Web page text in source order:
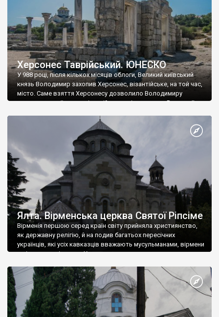
Херсонес Таврійський. ЮНЕСКО
У 988 році, після кількох місяців облоги, Великий київський
князь Володимир захопив Херсонес, візантійське, на той час,
місто. Саме взяття Херсонесу дозволило Володимиру
диктувати свої умови візантійському імператору Василю ІІ, та
Херсонесі Володимир-язичник, став Василем-християнином.
А потім було Хрещення Русі. На честь Херсонесу Таврійського
Ялта. Вірменська церква Святої Ріпсіме
Вірменія першою серед країн світу прийняла християнство,
як державну релігію, й на подив багатьох пересічних
українців, які усіх кавказців вважають мусульманами, вірмени
є відданими вірянами Христа